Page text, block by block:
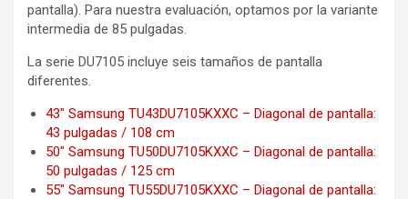
pantalla). Para nuestra evaluación, optamos por la variante
intermedia de 85 pulgadas.
La serie DU7105 incluye seis tamaños de pantalla
diferentes.
43″ Samsung TU43DU7105KXXC – Diagonal de pantalla:
43 pulgadas / 108 cm
50″ Samsung TU50DU7105KXXC – Diagonal de pantalla:
50 pulgadas / 125 cm
55″ Samsung TU55DU7105KXXC – Diagonal de pantalla: